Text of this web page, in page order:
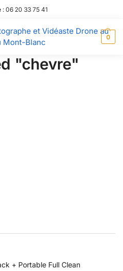
: 06 20 33 75 41
et Vidéaste Drone au
Mont-Blanc
0
"chevre"
+ Portable Full Clean